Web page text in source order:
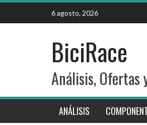
Skip
content
6 agosto, 2026
BiciRace
Análisis, Ofertas
ANÁLISIS